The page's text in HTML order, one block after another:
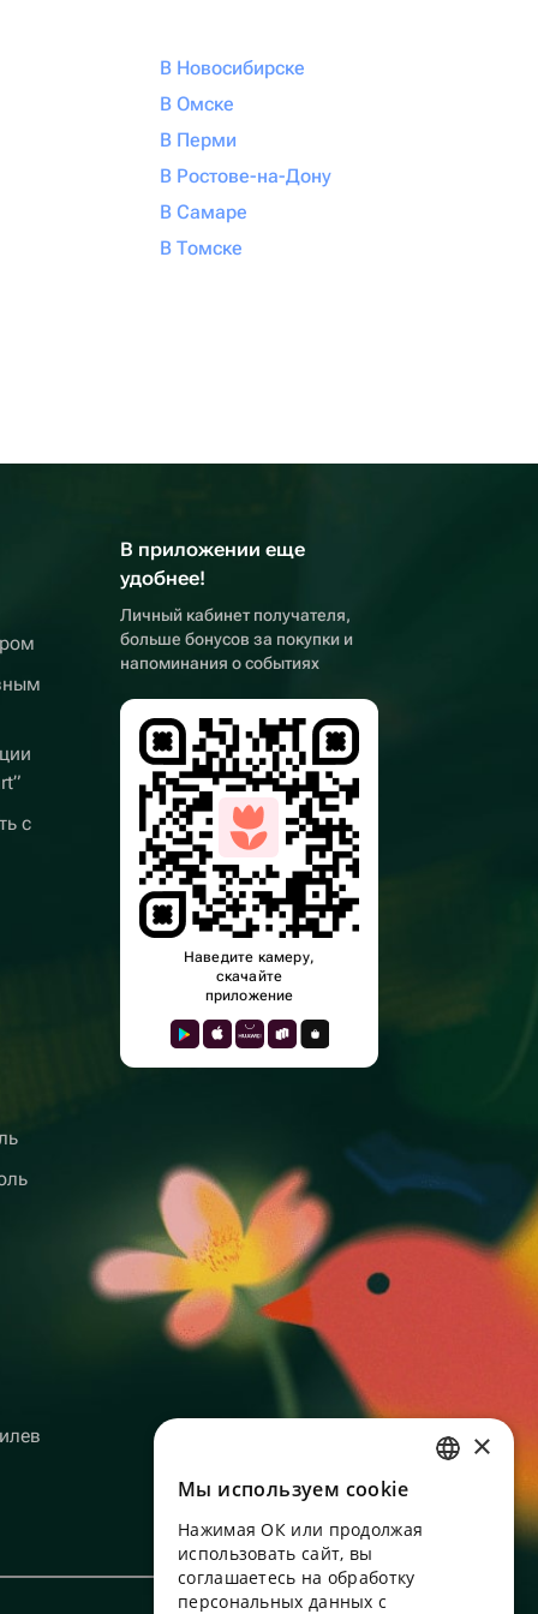
В Новосибирске
В Омске
В Перми
В Ростове-на-Дону
В Самаре
В Томске
с
В приложении еще
удобнее!
Личный кабинет получателя,
больше бонусов за покупки и
напоминания о событиях
Наведите камеру,
скачайте
приложение
ENGLISH
UKRAINIAN
×
Мы используем сookie
Нажимая ОК или продолжая
использовать сайт, вы
соглашаетесь на обработку
персональных данных с